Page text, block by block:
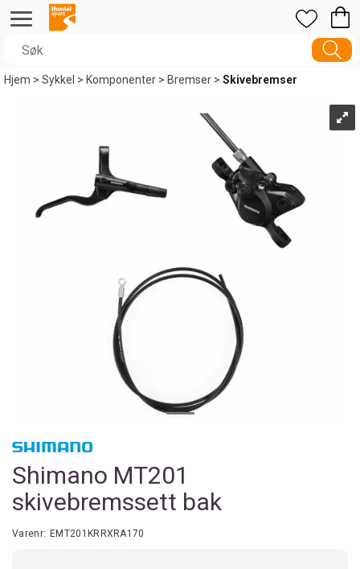
Hjem>Sykkel >Komponenter>Bremser>Skivebremser
Shimano MT201
skivebremssett bak
Varenr: EMT201KRRXRA170